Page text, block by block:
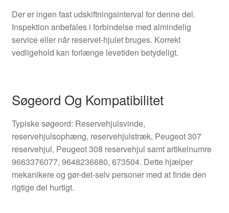
Der er ingen fast udskiftningsinterval for denne del.
Inspektion anbefales i forbindelse med almindelig
service eller når reservet-hjulet bruges. Korrekt
vedligehold kan forlænge levetiden betydeligt.
Søgeord Og Kompatibilitet
Typiske søgeord: Reservehjulsvinde,
reservehjulsophæng, reservehjulstræk, Peugeot 307
reservehjul, Peugeot 308 reservehjul samt artikelnumre
9663376077, 9648236680, 673504. Dette hjælper
mekanikere og gør-det-selv personer med at finde den
rigtige del hurtigt.